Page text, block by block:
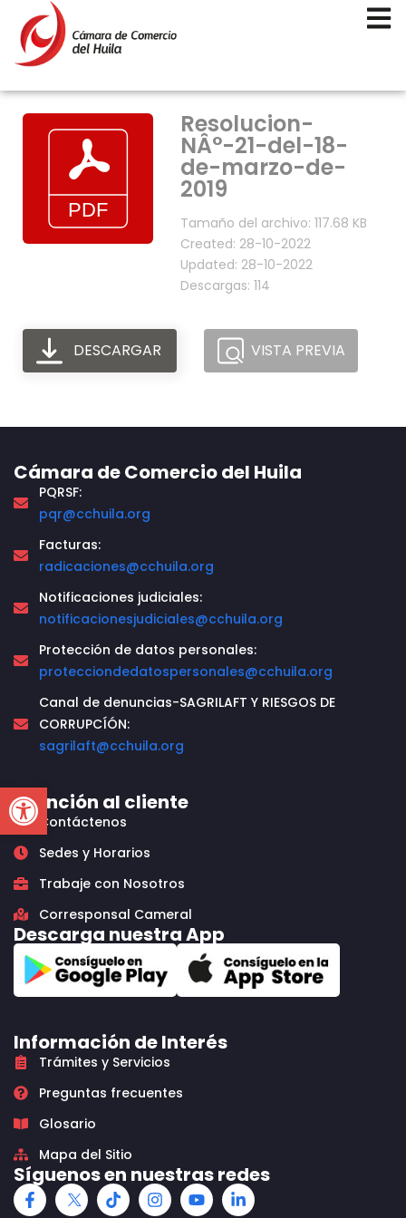
Open toolbar
Resolucion-
NÂ°-21-del-18-
de-marzo-de-
2019
Tamaño del archivo: 117.68 KB
Created: 28-10-2022
Updated: 28-10-2022
Descargas: 114
DESCARGAR VISTA PREVIA
Cámara de Comercio del Huila
PQRSF:
pqr@cchuila.org
Facturas:
radicaciones@cchuila.org
Notificaciones judiciales:
notificacionesjudiciales@cchuila.org
Protección de datos personales:
protecciondedatospersonales@cchuila.org
Canal de denuncias-SAGRILAFT Y RIESGOS DE
CORRUPCÍÓN:
sagrilaft@cchuila.org
Atención al cliente
Contáctenos
Sedes y Horarios
Trabaje con Nosotros
Corresponsal Cameral
Descarga nuestra App
Información de Interés
Trámites y Servicios
Preguntas frecuentes
Glosario
Mapa del Sitio
Síguenos en nuestras redes